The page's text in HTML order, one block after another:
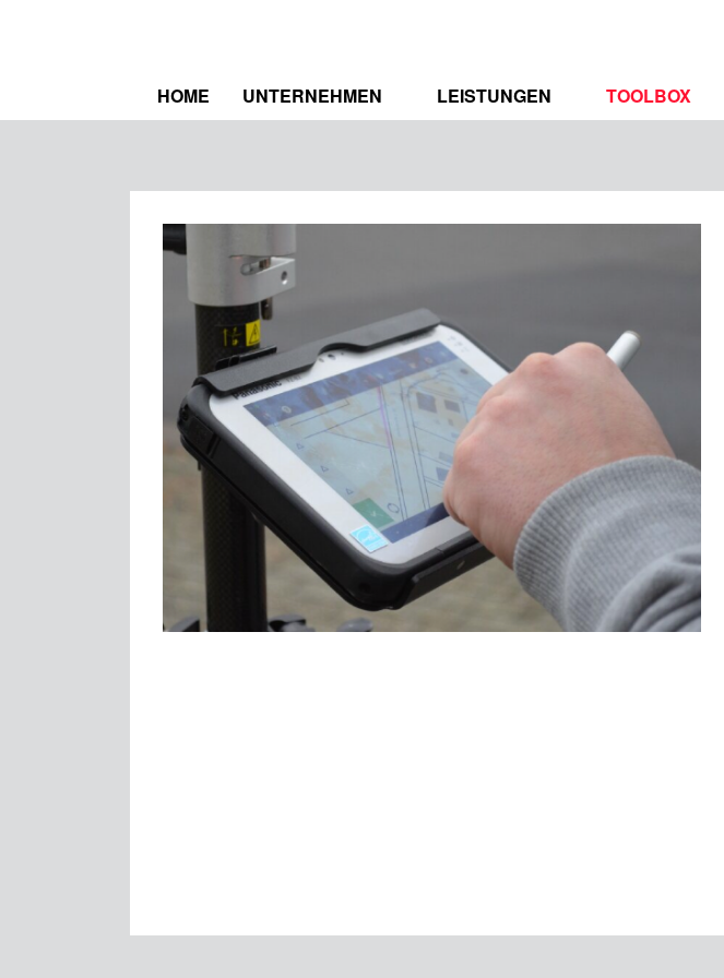
HOME
UNTERNEHMEN
ZERTIFIZIERUNGEN
LEISTUNGEN
REFERENZEN
TOOLBOX